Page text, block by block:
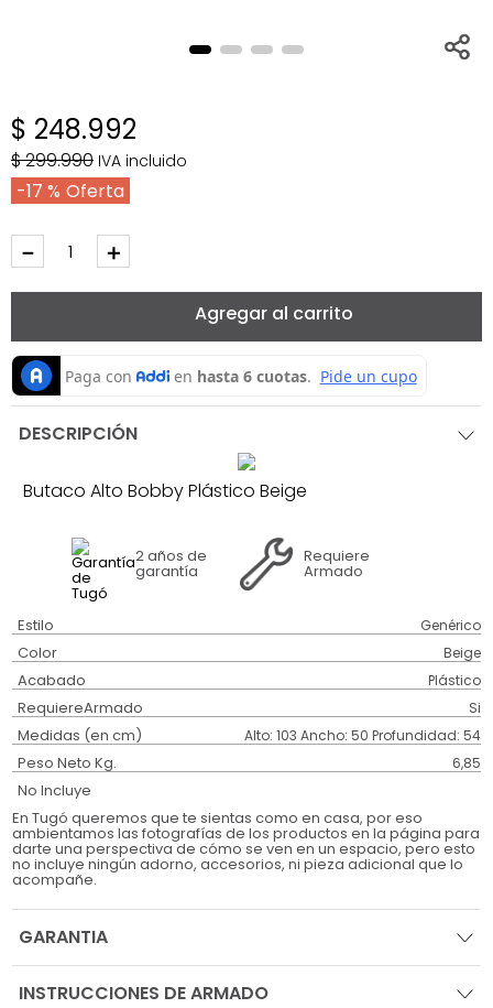
$ 248.992
$299.990 IVA incluido
17 %
＋
－
Agregar al carrito
DESCRIPCIÓN
Butaco Alto Bobby Plástico Beige
2 años de
garantía
Requiere
Armado
Estilo Genérico
Color Beige
Acabado Plástico
RequiereArmado Si
Medidas (en cm) Alto: 103 Ancho: 50 Profundidad: 54
Peso Neto Kg. 6,85
No Incluye
En Tugó queremos que te sientas como en casa, por eso
ambientamos las fotografías de los productos en la página para
darte una perspectiva de cómo se ven en un espacio, pero esto
no incluye ningún adorno, accesorios, ni pieza adicional que lo
acompañe.
GARANTIA
INSTRUCCIONES DE ARMADO